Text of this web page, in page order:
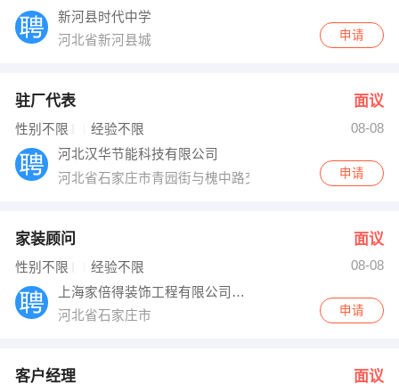
新河县时代中学
河北省新河县城
申请
驻厂代表 面议
性别不限 经验不限
08-08
河北汉华节能科技有限公司
河北省石家庄市青园街与槐中路交叉口亚太大酒店迎宾楼
申请
家装顾问 面议
性别不限 经验不限
08-08
上海家倍得装饰工程有限公司石家庄分公司
河北省石家庄市
申请
客户经理 面议